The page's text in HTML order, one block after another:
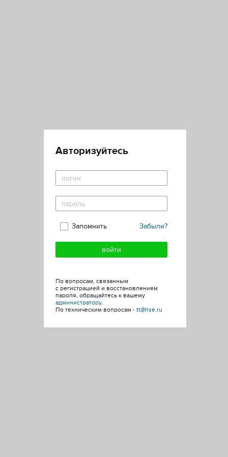
Авторизуйтесь
Забыли?
Запомнить
По вопросам, связанным
с регистрацией и восстановлением
пароля, обращайтесь к вашему
администратору.
По техническим вопросам - tt@hse.ru